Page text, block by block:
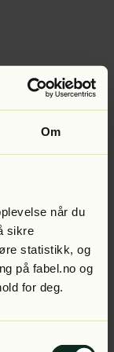
Om
når du
sikre
statistikk, og
på fabel.no og
for deg.